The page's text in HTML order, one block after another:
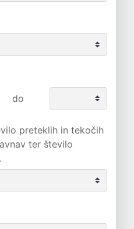
do
preteklih in tekočih
ter število